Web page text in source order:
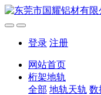
登录 注册
网站首页
桁架地轨
全部 地轨天轨 数